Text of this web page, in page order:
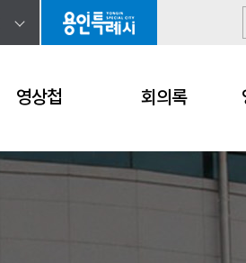
영상첩 회의록